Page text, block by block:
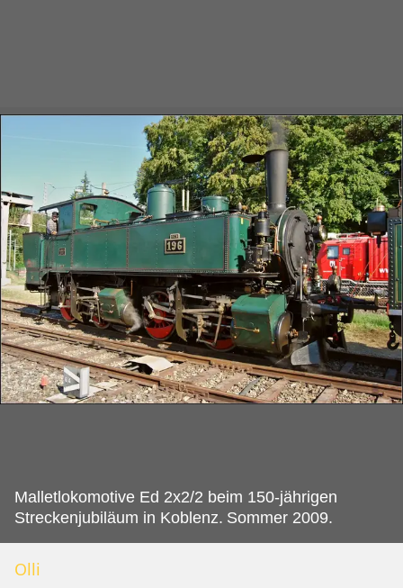
Malletlokomotive Ed 2x2/2 beim 150-jährigen
Streckenjubiläum in Koblenz. Sommer 2009.
Olli